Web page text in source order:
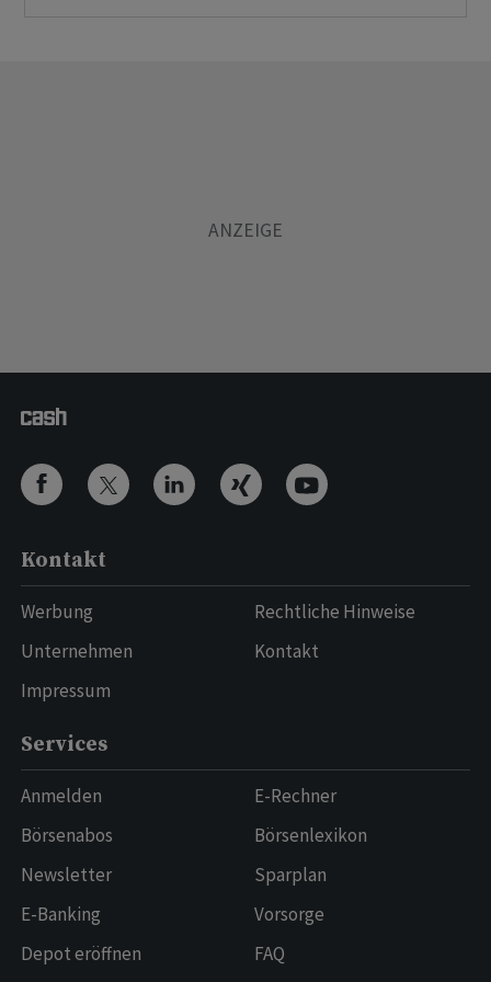
Kontakt
Werbung
Unternehmen
Impressum
Rechtliche Hinweise
Kontakt
Services
Anmelden
Börsenabos
Newsletter
E-Banking
Depot eröffnen
E-Rechner
Börsenlexikon
Sparplan
Vorsorge
FAQ